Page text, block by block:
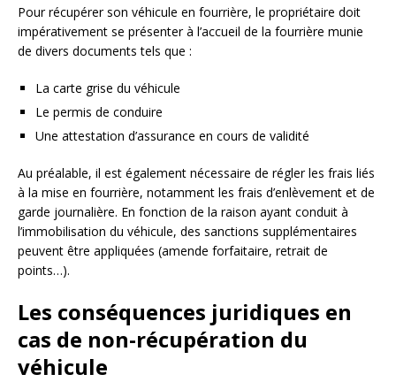
Pour récupérer son véhicule en fourrière, le propriétaire doit
impérativement se présenter à l’accueil de la fourrière munie
de divers documents tels que :
La carte grise du véhicule
Le permis de conduire
Une attestation d’assurance en cours de validité
Au préalable, il est également nécessaire de régler les frais liés
à la mise en fourrière, notamment les frais d’enlèvement et de
garde journalière. En fonction de la raison ayant conduit à
l’immobilisation du véhicule, des sanctions supplémentaires
peuvent être appliquées (amende forfaitaire, retrait de
points…).
Les conséquences juridiques en
cas de non-récupération du
véhicule